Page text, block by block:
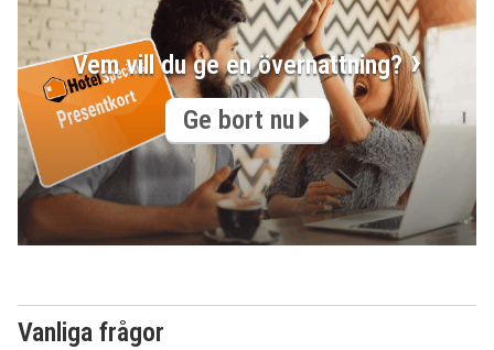
Vem vill du ge en övernattning?
Ge bort nu
Vanliga frågor